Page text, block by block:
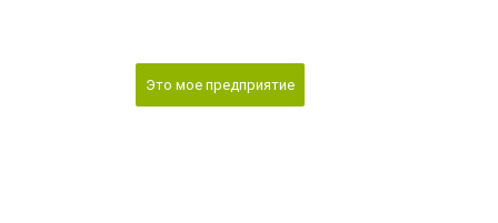
Это мое предприятие